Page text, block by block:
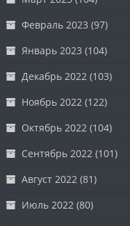
Февраль 2023 (97)
Январь 2023 (104)
Декабрь 2022 (103)
Ноябрь 2022 (122)
Октябрь 2022 (104)
Сентябрь 2022 (101)
Август 2022 (81)
Июль 2022 (80)